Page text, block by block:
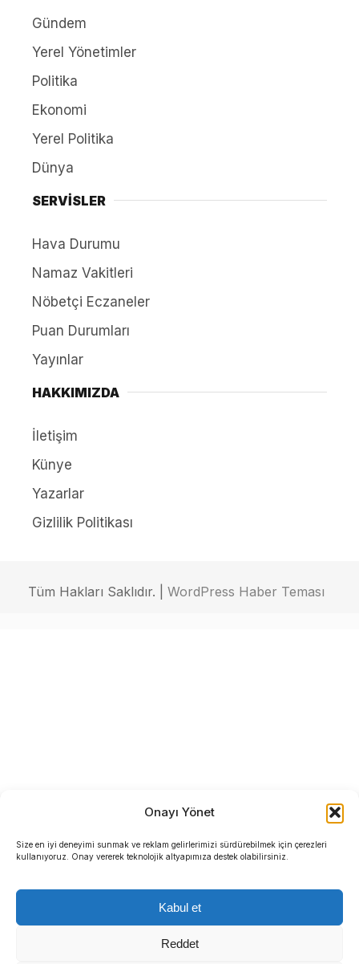
Onayı Yönet
Size en iyi deneyimi sunmak ve reklam gelirlerimizi sürdürebilmek için çerezleri
kullanıyoruz. Onay vererek teknolojik altyapımıza destek olabilirsiniz.
Kabul et
Reddet
Gündem
Yerel Yönetimler
Politika
Ekonomi
Yerel Politika
Dünya
SERVİSLER
Hava Durumu
Namaz Vakitleri
Nöbetçi Eczaneler
Puan Durumları
Yayınlar
HAKKIMIZDA
İletişim
Künye
Yazarlar
Gizlilik Politikası
Tüm Hakları Saklıdır. | WordPress Haber Teması